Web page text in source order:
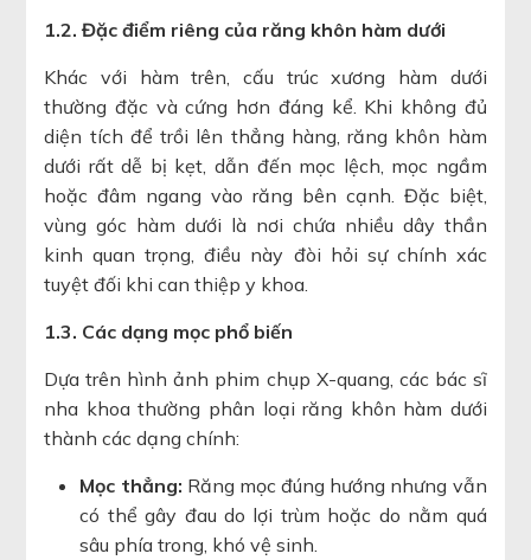
1.2. Đặc điểm riêng của răng khôn hàm dưới
Khác với hàm trên, cấu trúc xương hàm dưới
thường đặc và cứng hơn đáng kể. Khi không đủ
diện tích để trồi lên thẳng hàng, răng khôn hàm
dưới rất dễ bị kẹt, dẫn đến mọc lệch, mọc ngầm
hoặc đâm ngang vào răng bên cạnh. Đặc biệt,
vùng góc hàm dưới là nơi chứa nhiều dây thần
kinh quan trọng, điều này đòi hỏi sự chính xác
tuyệt đối khi can thiệp y khoa.
1.3. Các dạng mọc phổ biến
Dựa trên hình ảnh phim chụp X-quang, các bác sĩ
nha khoa thường phân loại răng khôn hàm dưới
thành các dạng chính:
Mọc thẳng: Răng mọc đúng hướng nhưng vẫn
có thể gây đau do lợi trùm hoặc do nằm quá
sâu phía trong, khó vệ sinh.